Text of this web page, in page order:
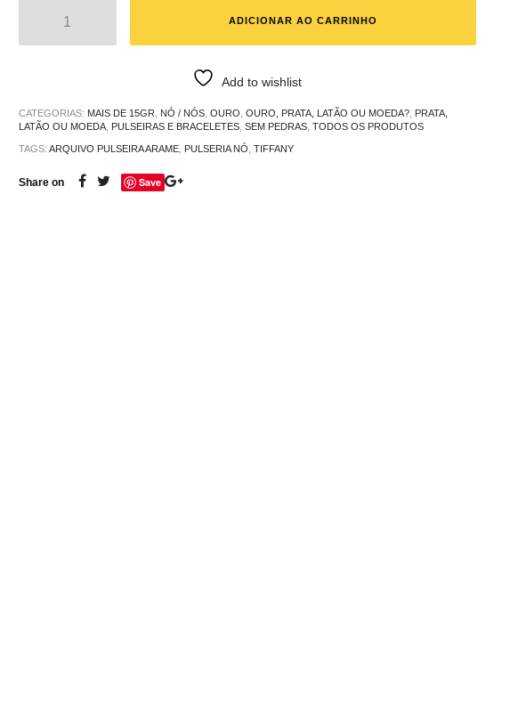
ADICIONAR AO CARRINHO
Add to wishlist
CATEGORIAS: MAIS DE 15GR NÓ / NÓS, OURO OURO, PRATA, LATÃO OU MOEDA?, PRATA,
LATÃO OU MOEDA, PULSEIRAS E BRACELETES, SEM PEDRAS, TODOS OS PRODUTOS
TAGS: ARQUIVO PULSEIRA ARAME, PULSERIA NÓ TIFFANY
Share on Save